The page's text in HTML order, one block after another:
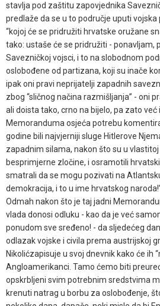
stavlja pod zaštitu zapovjednika
predlaže da se u to područje uputi
“kojoj će se pridružiti hrvatske oružane
tako: ustaše će se pridružiti - ponavljam,
Savezničkoj vojsci, i to na slobodnom
oslobođene od partizana, koji su inače
ipak oni pravi neprijatelji zapadnih
zbog “sličnog načina razmišljanja” - oni
ali doista tako, crno na bijelo, pa zato
Memoranduma osjeća potrebu
godine bili najvjerniji sluge Hitlerove
zapadnim silama, nakon što su u
besprimjerne zločine, i osramotili
smatrali da se mogu pozivati na
demokracija, i to u ime hrvatskog
Odmah nakon što je taj jadni
vlada donosi odluku - kao da je već
ponudom sve sređeno! - da sljedećeg
odlazak vojske i civila prema austrijskoj
Nikolićzapisuje u svoj dnevnik kako će ih
Angloamerikanci. Tamo ćemo biti
opskrbljeni svim potrebnim sredstvima
krenuti natrag u borbu za oslobođenje,